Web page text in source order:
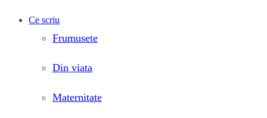
Ce scriu
Frumusete
Din viata
Maternitate